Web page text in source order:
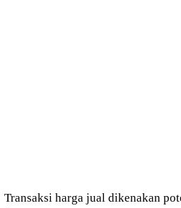
Transaksi harga jual dikenakan